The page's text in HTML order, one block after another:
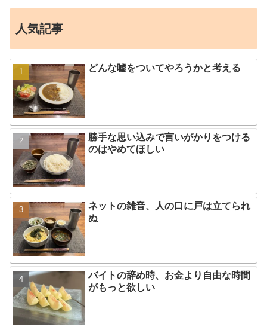
人気記事
どんな嘘をついてやろうかと考える
勝手な思い込みで言いがかりをつける
のはやめてほしい
ネットの雑音、人の口に戸は立てられ
ぬ
バイトの辞め時、お金より自由な時間
がもっと欲しい